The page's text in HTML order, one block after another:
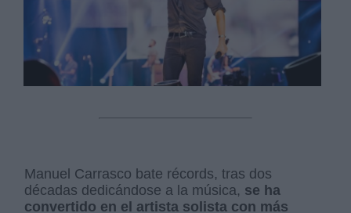
Manuel Carrasco bate récords, tras dos
décadas dedicándose a la música, se ha
convertido en el artista solista con más